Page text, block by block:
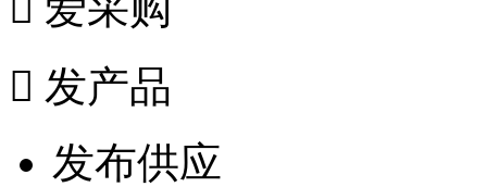
 发产品
发布供应